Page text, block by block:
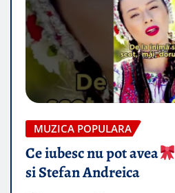
MUZICA POPULARA
Ce iubesc nu pot avea
si Stefan Andreica